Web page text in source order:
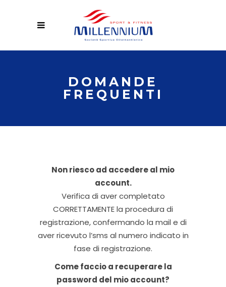
DOMANDE
FREQUENTI
Non riesco ad accedere al mio
account.
Verifica di aver completato
CORRETTAMENTE la procedura di
registrazione, confermando la mail e di
aver ricevuto l’sms al numero indicato in
fase di registrazione.
Come faccio a recuperare la
password del mio account?